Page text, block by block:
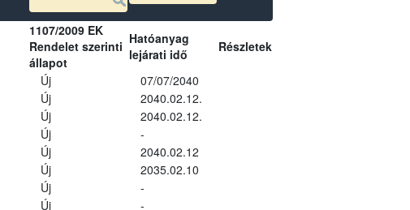
1107/2009 EK
Rendelet szerinti
állapot
Hatóanyag
lejárati idő
Részletek
Új
07/07/2040
Új
2040.02.12.
Új
2040.02.12.
Új
-
Új
2040.02.12
Új
2035.02.10
Új
-
Új
-